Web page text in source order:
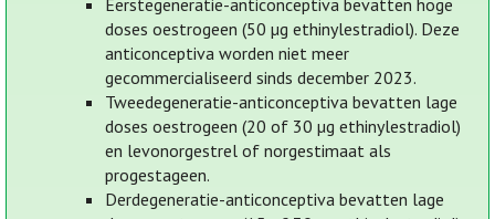
Eerstegeneratie-anticonceptiva bevatten hoge
doses oestrogeen (50 µg ethinylestradiol). Deze
anticonceptiva worden niet meer
gecommercialiseerd sinds december 2023.
Tweedegeneratie-anticonceptiva bevatten lage
doses oestrogeen (20 of 30 µg ethinylestradiol)
en levonorgestrel of norgestimaat als
progestageen.
Derdegeneratie-anticonceptiva bevatten lage